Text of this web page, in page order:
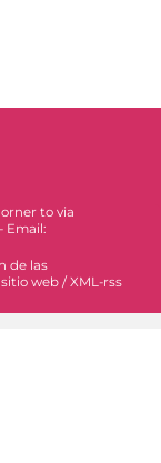
to via
Email:
de las
web /XML-rss